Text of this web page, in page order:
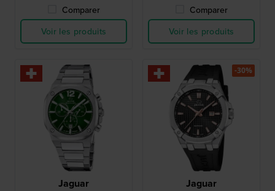
Comparer
Voir les produits
Comparer
Voir les produits
Jaguar Jaguar
-30%